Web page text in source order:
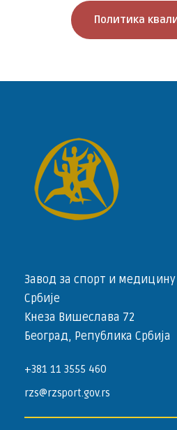
Политика
Завод за спорт и
Србије
Кнеза Вишеслава 72
Београд, Република Србија
+381 11 3555 460
rzs@rzsport.gov.rs